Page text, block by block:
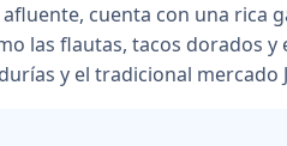
cuenta con una rica
las flautas, tacos dorados
y el tradicional mercado